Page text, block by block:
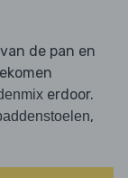
de pan en
erdoor.
,